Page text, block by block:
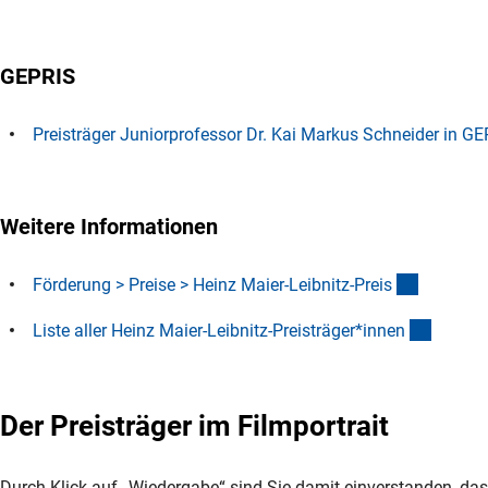
GEPRIS
Preisträger Juniorprofessor Dr. Kai Markus Schneider in
Weitere Informationen
Förderung > Preise > Heinz Maier-Leibnitz-Preis
Liste aller Heinz Maier-Leibnitz-Preisträger*innen
Der Preisträger im Filmportrait